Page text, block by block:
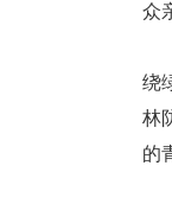
众
绕
林
的